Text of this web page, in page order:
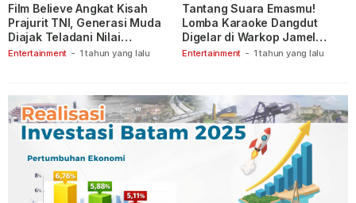
Entertainment - 1 tahun yang lalu
Film Believe Angkat Kisah
Prajurit TNI, Generasi Muda
Diajak Teladani Nilai
Keberanian
Entertainment - 1 tahun yang lalu
Tantang Suara Emasmu!
Lomba Karaoke Dangdut
Digelar di Warkop Jamel
Ganet